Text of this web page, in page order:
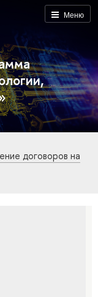
Меню
договоров на